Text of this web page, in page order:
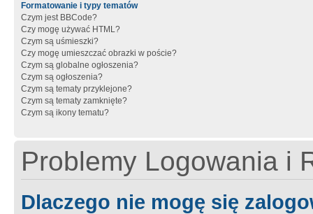
Formatowanie i typy tematów
Czym jest BBCode?
Czy mogę używać HTML?
Czym są uśmieszki?
Czy mogę umieszczać obrazki w poście?
Czym są globalne ogłoszenia?
Czym są ogłoszenia?
Czym są tematy przyklejone?
Czym są tematy zamknięte?
Czym są ikony tematu?
Problemy Logowania i
Dlaczego nie mogę się